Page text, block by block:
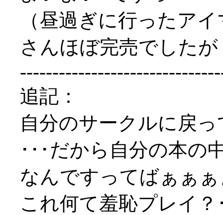
（昼過ぎに行ったア
さんほぼ完売でした
追記：
自分のサークルに戻
･･･だから自分の本の
なんですってばぁぁ
これ何て羞恥プレイ